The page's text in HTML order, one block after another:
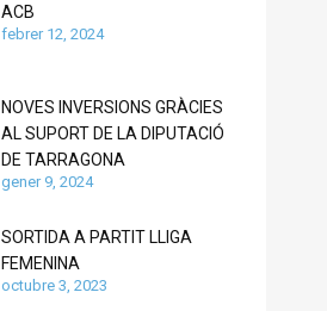
ACB
febrer 12, 2024
NOVES INVERSIONS GRÀCIES
AL SUPORT DE LA DIPUTACIÓ
DE TARRAGONA
gener 9, 2024
SORTIDA A PARTIT LLIGA
FEMENINA
octubre 3, 2023